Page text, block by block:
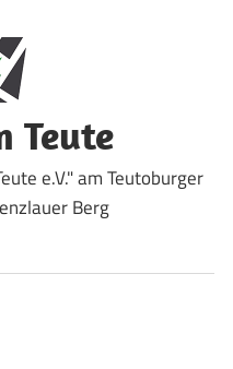
Teute
e.V." am Teutoburger
Berg